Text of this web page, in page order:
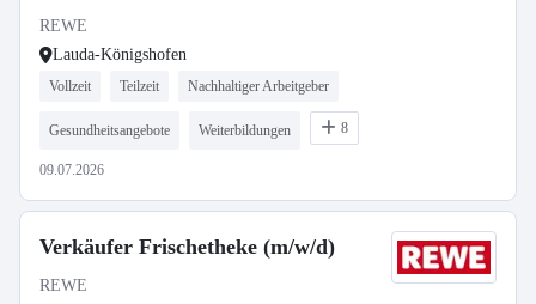
REWE
Lauda-Königshofen
Vollzeit Teilzeit Nachhaltiger Arbeitgeber
Gesundheitsangebote Weiterbildungen 8
09.07.2026
Verkäufer Frischetheke (m/w/d)
REWE